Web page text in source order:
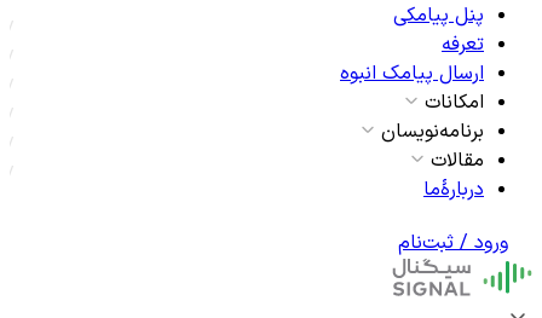
پنل پیامکی
تعرفه
ارسال پیامک انبوه
امکانات
برنامه‌نویسان
مقالات
دربارۀما
ورود / ثبت‌نام